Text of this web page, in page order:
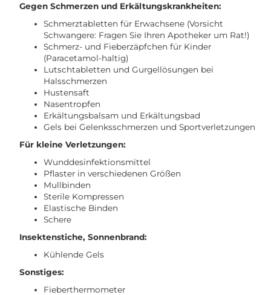
Gegen Schmerzen und Erkältungskrankheiten:
Schmerztabletten für Erwachsene (Vorsicht
Schwangere: Fragen Sie Ihren Apotheker um Rat!)
Schmerz- und Fieberzäpfchen für Kinder
(Paracetamol-haltig)
Lutschtabletten und Gurgellösungen bei
Halsschmerzen
Hustensaft
Nasentropfen
Erkältungsbalsam und Erkältungsbad
Gels bei Gelenksschmerzen und Sportverletzungen
Für kleine Verletzungen:
Wunddesinfektionsmittel
Pflaster in verschiedenen Größen
Mullbinden
Sterile Kompressen
Elastische Binden
Schere
Insektenstiche, Sonnenbrand:
Kühlende Gels
Sonstiges:
Fieberthermometer